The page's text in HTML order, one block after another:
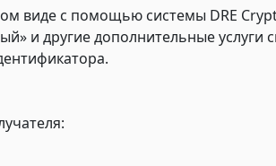
виде с помощью системы DRE
и другие дополнительные услуги